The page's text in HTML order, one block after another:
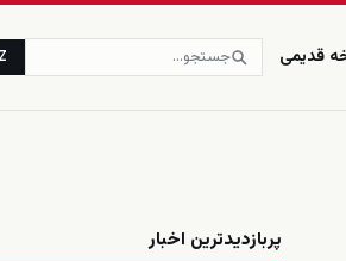
قدیمی
پربازدیدترین اخبار